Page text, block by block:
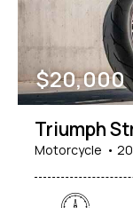
$20,000
Triumph
Motorcycle